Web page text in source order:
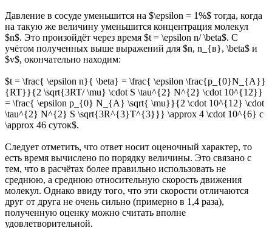
Давление в сосуде уменьшится на $\epsilon = 1%$ тогда, когда
на такую же величину уменьшится концентрация молекул
$n$. Это произойдёт через время $t = \epsilon n/ \beta$. С
учётом полученных выше выражений для $n, n_{в}, \beta$ и
$v$, окончательно находим:
$t = \frac{ \epsilon n}{ \beta} = \frac{ \epsilon \frac{p_{0}N_{A}}
{RT}}{2 \sqrt{3RT/ \mu} \cdot S \tau^{2} N^{2} \cdot 10^{12}}
= \frac{ \epsilon p_{0} N_{A} \sqrt{ \mu}}{2 \cdot 10^{12} \cdot
\tau^{2} N^{2} S \sqrt{3R^{3}T^{3}}} \approx 4 \cdot 10^{6} с
\approx 46 суток$.
Следует отметить, что ответ носит оценочный характер, то
есть время вычислено по порядку величины. Это связано с
тем, что в расчётах более правильно использовать не
среднюю, а среднюю относительную скорость движения
молекул. Однако ввиду того, что эти скорости отличаются
друг от друга не очень сильно (примерно в 1,4 раза),
полученную оценку можно считать вполне
удовлетворительной.